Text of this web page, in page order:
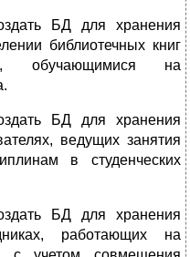
БД для хранения
библиотечных книг
обучающимися на
БД для хранения
ведущих занятия
в студенческих
БД для хранения
работающих на